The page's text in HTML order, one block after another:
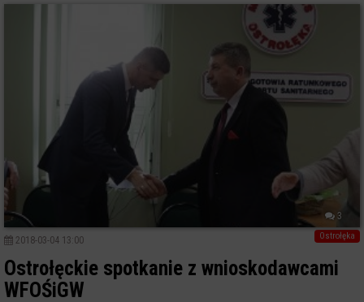
3
Ostrołęka
2018-03-04 13:00
Ostrołęckie spotkanie z wnioskodawcami
WFOŚiGW